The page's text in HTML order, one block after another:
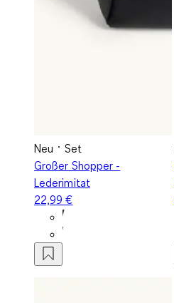
Neu
Set
Großer Shopper -
Lederimitat
22,99 €